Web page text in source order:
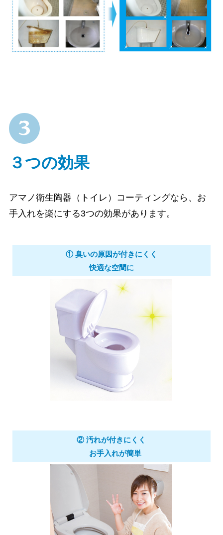
３つの効果
アマノ衛生陶器（トイレ）コーティングなら、お
手入れを楽にする3つの効果があります。
① 臭いの原因が付きにくく
快適な空間に
② 汚れが付きにくく
お手入れが簡単